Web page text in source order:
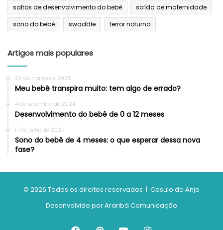
saltos de desenvolvimento do bebê
saída de maternidade
sono do bebê
swaddle terror noturno
Artigos mais populares
26 de março de 2025
Meu bebê transpira muito: tem algo de errado?
4 de setembro de 2024
Desenvolvimento do bebê de 0 a 12 meses
17 de julho de 2025
Sono do bebê de 4 meses: o que esperar dessa nova
fase?
© 2026 Todos os direitos reservados | Casulo de Anjo
Desenvolvido porAraribá Comunicação